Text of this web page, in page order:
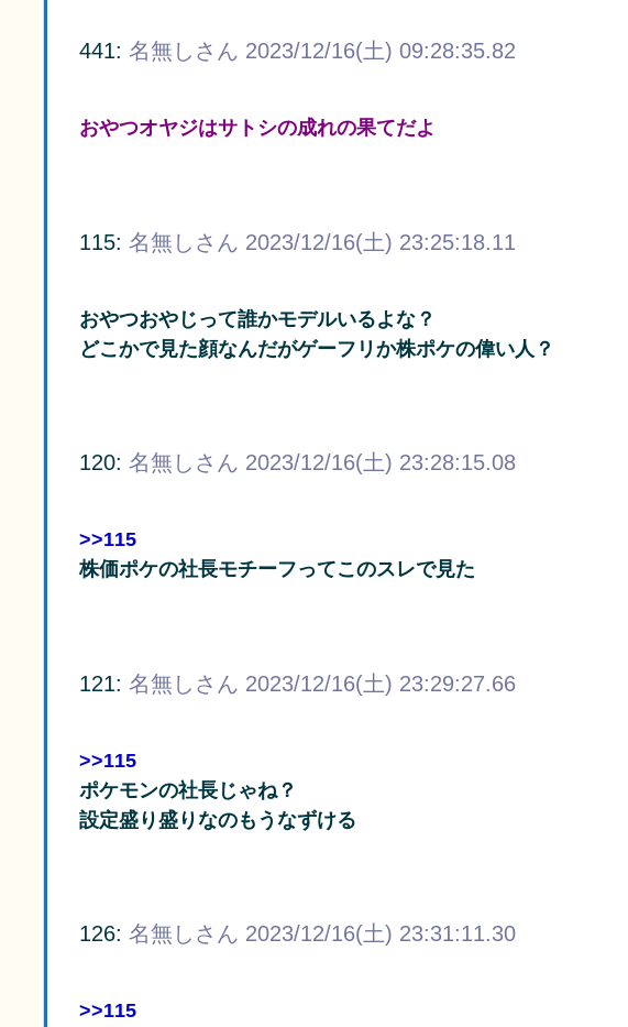
441: 名無しさん 2023/12/16(土) 09:28:35.82
おやつオヤジはサトシの成れの果てだよ
115: 名無しさん 2023/12/16(土) 23:25:18.11
おやつおやじって誰かモデルいるよな？
どこかで見た顔なんだがゲーフリか株ポケの偉い人？
120: 名無しさん 2023/12/16(土) 23:28:15.08
>>115
株価ポケの社長モチーフってこのスレで見た
121: 名無しさん 2023/12/16(土) 23:29:27.66
>>115
ポケモンの社長じゃね？
設定盛り盛りなのもうなずける
126: 名無しさん 2023/12/16(土) 23:31:11.30
>>115